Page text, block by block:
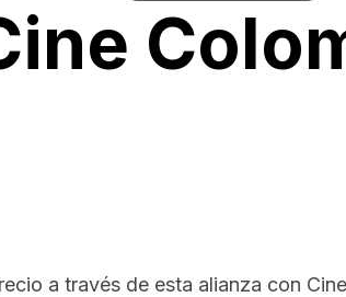
a través de esta alianza con